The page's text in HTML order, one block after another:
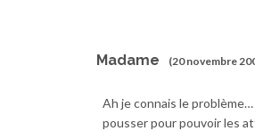
Madame (20 novembre
Ah je connais le
pousser pour pouvoir les